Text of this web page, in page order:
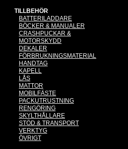
TILLBEHÖR
BATTERILADDARE
BÖCKER & MANUALER
CRASHPUCKAR &
MOTORSKYDD
DEKALER
FÖRBRUKNINGSMATERIAL
HANDTAG
KAPELL
LÅS
MATTOR
MOBILFÄSTE
PACKUTRUSTNING
RENGÖRING
SKYLTHÅLLARE
STÖD & TRANSPORT
VERKTYG
ÖVRIGT